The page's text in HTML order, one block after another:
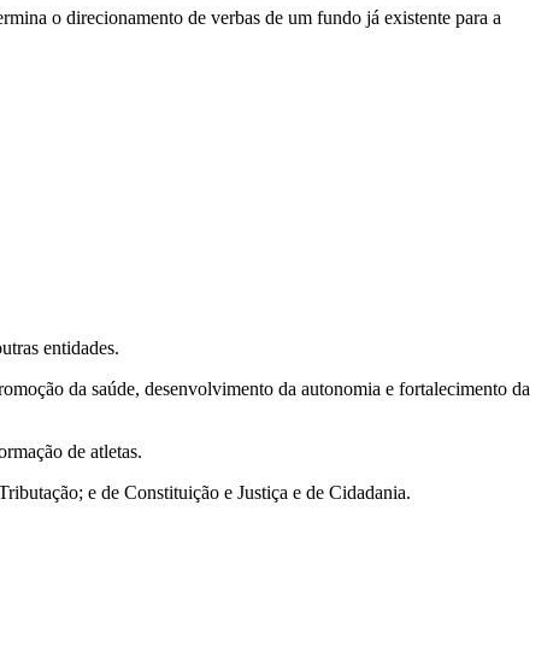
o direcionamento de verbas de um fundo já existente para a
entidades.
da saúde, desenvolvimento da autonomia e fortalecimento da
de atletas.
e de Constituição e Justiça e de Cidadania.